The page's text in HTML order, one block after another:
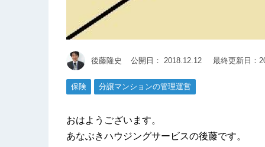
後藤隆史 公開日： 2018.12.12 最終更新日：
保険 分譲マンションの管理運営
おはようございます。
あなぶきハウジングサービスの後藤です。